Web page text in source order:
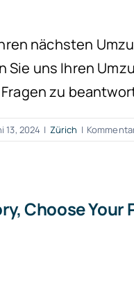
nächsten
Sie uns Ihren
zu
13, 2024 | Zürich |
Choose Your